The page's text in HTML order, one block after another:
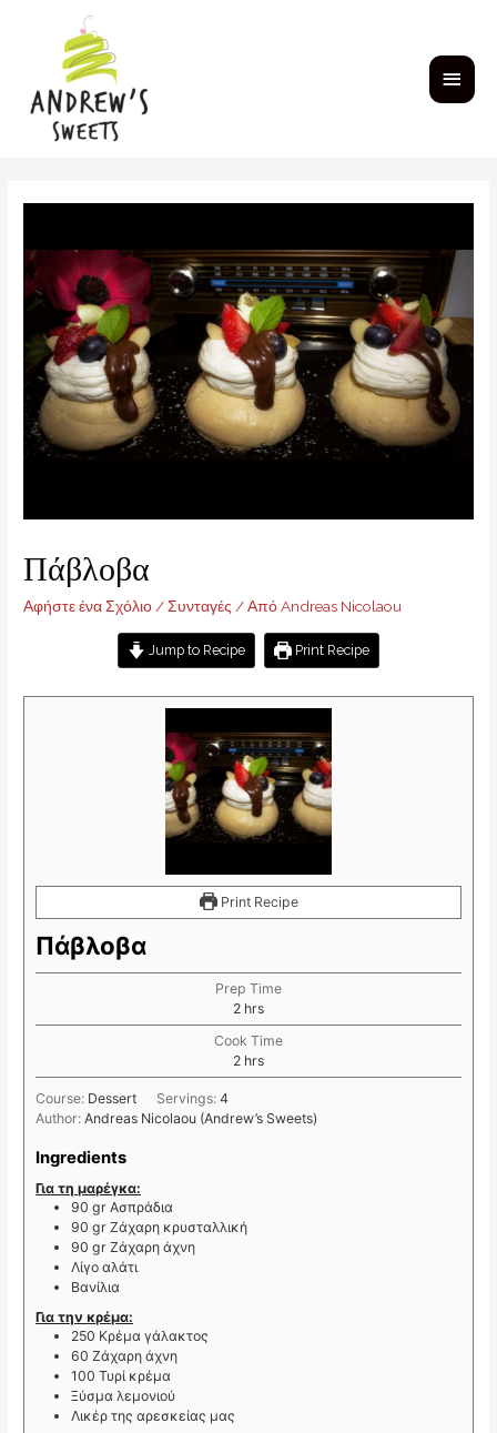
Πάβλοβα
Αφήστε ένα Σχόλιο /Συνταγές / ΑπόAndreas Nicolaou
Jump to Recipe Print Recipe
Print Recipe
Πάβλοβα
Prep Time
2 hrs
Cook Time
2 hrs
Course: Dessert Servings: 4
Author:Andreas Nicolaou (Andrew’s Sweets)
Ingredients
Για τη μαρέγκα:
90 gr Ασπράδια
90 gr Ζάχαρη κρυσταλλική
90 gr Ζάχαρη άχνη
Λίγο αλάτι
Βανίλια
Για την κρέμα:
250 Κρέμα γάλακτος
60 Ζάχαρη άχνη
100 Τυρί κρέμα
Ξύσμα λεμονιού
Λικέρ της αρεσκείας μας